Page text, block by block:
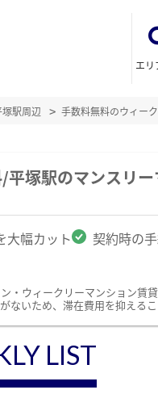
エリ
塚駅周辺 手数料無料のウィー
平塚駅のマンスリ
大幅カット 契約時の
・ウィークリーマンション
ないため、滞在費用を抑える
LIST